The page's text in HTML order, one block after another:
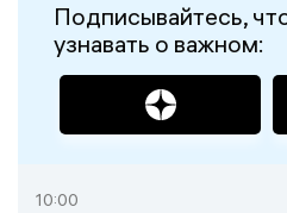
Подписывайтесь,
узнавать о важном:
10:00